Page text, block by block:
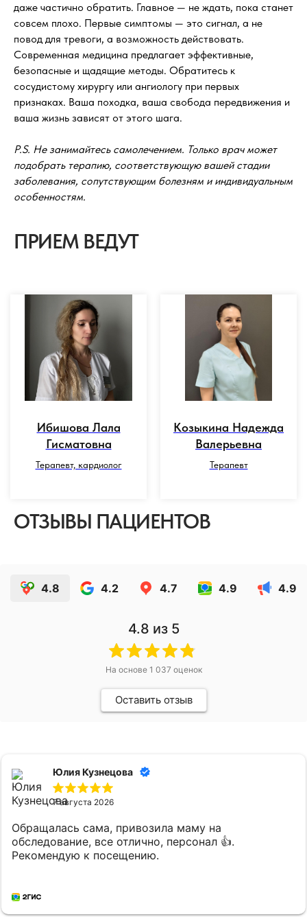
даже частично обратить. Главное — не ждать, пока станет
совсем плохо. Первые симптомы — это сигнал, а не
повод для тревоги, а возможность действовать.
Современная медицина предлагает эффективные,
безопасные и щадящие методы. Обратитесь к
сосудистому хирургу или ангиологу при первых
признаках. Ваша походка, ваша свобода передвижения и
ваша жизнь зависят от этого шага.
P.S. Не занимайтесь самолечением. Только врач может
подобрать терапию, соответствующую вашей стадии
заболевания, сопутствующим болезням и индивидуальным
особенностям.
ПРИЕМ ВЕДУТ
Ибишова Лала
Гисматовна
Терапевт, кардиолог
Козыкина Надежда
Валерьевна
Терапевт
ОТЗЫВЫ ПАЦИЕНТОВ
4.8 4.2 4.7 4.9 4.9
4.8 из 5
На основе 1 037 оценок
Оставить отзыв
Юлия Кузнецова
7 августа 2026
Обращалась сама, привозила маму на
обследование, все отлично, персонал 👍.
Рекомендую к посещению.